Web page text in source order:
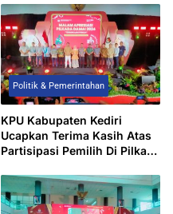
Masyarakat
Politik & Pemerintahan
KPU Kabupaten Kediri
Ucapkan Terima Kasih Atas
Partisipasi Pemilih Di Pilkada